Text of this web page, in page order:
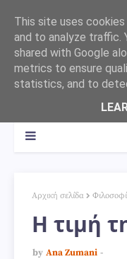
Αρχική σελίδα
Η τιμή
by Ana Zumani
This site uses
and to analyze traffic.
shared with Google
metrics to ensure
statistics, and to